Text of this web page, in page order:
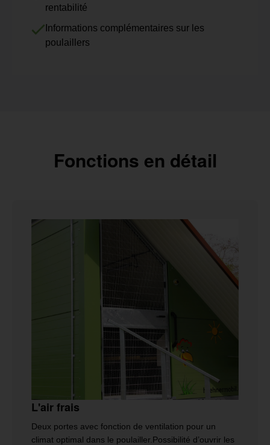
rentabilité
Informations complémentaires sur les
poulaillers
Fonctions en détail
L'air frais
Deux portes avec fonction de ventilation pour un
climat optimal dans le poulailler.Possibilité d’ouvrir les